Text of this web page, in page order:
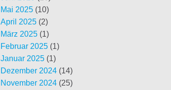
Mai 2025(10)
April 2025(2)
März 2025(1)
Februar 2025(1)
Januar 2025(1)
Dezember 2024(14)
November 2024(25)